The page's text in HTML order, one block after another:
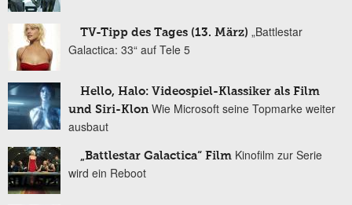
TV-Tipp des Tages (13. März) „Battlestar
Galactica: 33“ auf Tele 5
Hello, Halo: Videospiel-Klassiker als Film
und Siri-Klon Wie Microsoft seine Topmarke weiter
ausbaut
„Battlestar Galactica“ Film Kinofilm zur Serie
wird ein Reboot